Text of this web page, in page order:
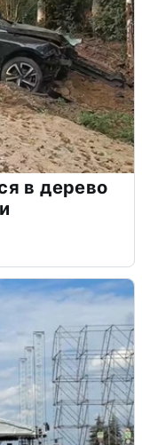
в дерево